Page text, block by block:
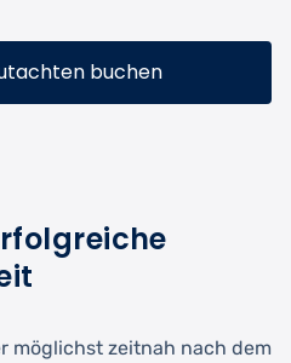
buchen
möglichst zeitnah nach dem